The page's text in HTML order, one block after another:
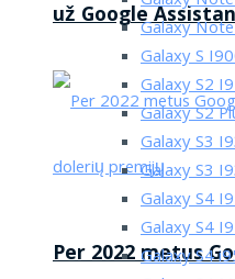
už Google
Per 2022 metus
Galaxy
Galaxy S
Galaxy S2
Galaxy S2
Galaxy S3
Galaxy S3
Galaxy S4
Galaxy S4
Galaxy S4